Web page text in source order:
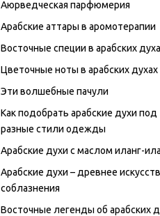
Аюрведческая парфюмерия
Арабские аттары в аромотерапии
Восточные специи в арабских
Цветочные ноты в арабских духах
Эти волшебные пачули
Как подобрать арабские духи под
разные стили одежды
Арабские духи с маслом иланг-
Арабские духи – древнее
соблазнения
Восточные легенды об арабских